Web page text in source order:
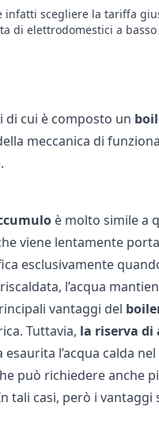
infatti scegliere la tariffa
di elettrodomestici a basso
di cui è composto un
meccanica di
.
è molto simile a
viene lentamente
esclusivamente
l’acqua
vantaggi del
Tuttavia, la riserva di
esaurita l’acqua calda
può richiedere anche
tali casi, però i